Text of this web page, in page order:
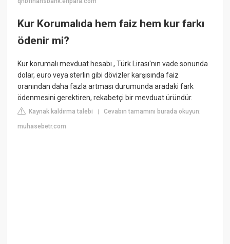
Kur Korumalıda hem faiz hem kur farkı
ödenir mi?
Kur korumalı mevduat hesabı , Türk Lirası'nın vade sonunda
dolar, euro veya sterlin gibi dövizler karşısında faiz
oranından daha fazla artması durumunda aradaki fark
ödenmesini gerektiren, rekabetçi bir mevduat üründür.
Kaynak kaldırma talebi |Cevabın tamamını burada okuyun:
muhasebetr.com